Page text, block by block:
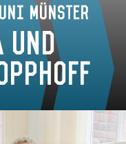
Münster
und